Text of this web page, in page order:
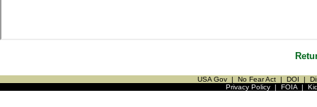
USA Gov | No Fear Act | DOI |
Privacy Policy| FOIA|